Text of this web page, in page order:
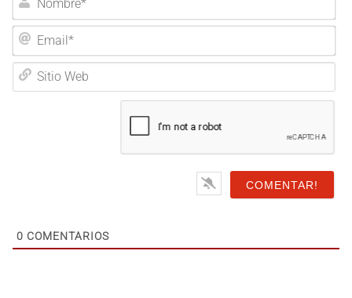
Nombre*
Email*
0 COMENTARIOS